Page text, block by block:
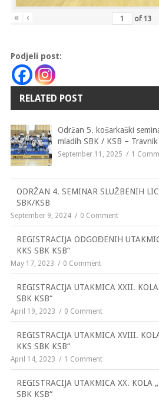
« ‹ of 13
Podjeli post:
RELATED POST
Održan 5. košarkaški
mladih SBK / KSB –
September 11, 2025 1
ODRŽAN 4. SEMINAR SLUŽBENIH
SBK/KSB
September 9, 2024 0 Comment
REGISTRACIJA ODGOĐENIH
KKS SBK KSB“
May 17, 2023 0 Comment
REGISTRACIJA UTAKMICA XXII.
SBK KSB“
April 19, 2023 0 Comment
REGISTRACIJA UTAKMICA XVIII.
KKS SBK KSB“
April 14, 2023 1 Comment
REGISTRACIJA UTAKMICA XX. KOLA
SBK KSB“